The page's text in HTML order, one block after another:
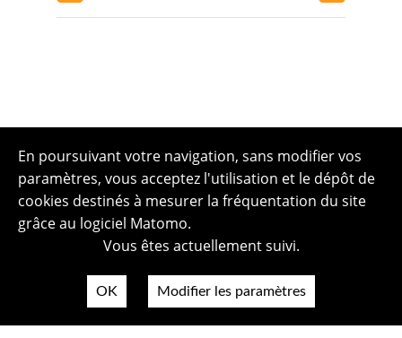
En poursuivant votre navigation, sans modifier vos
paramètres, vous acceptez l'utilisation et le dépôt de
cookies destinés à mesurer la fréquentation du site
grâce au logiciel Matomo.
Vous êtes actuellement suivi.
OK Modifier les paramètres